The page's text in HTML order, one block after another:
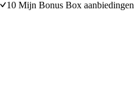
10 Mijn Bonus Box aanbiedingen